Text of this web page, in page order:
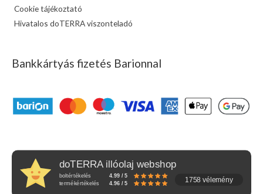
Cookie tájékoztató
Hivatalos doTERRA viszonteladó
Bankkártyás fizetés Barionnal
doTERRA illóolaj webshop
boltértékelés
4.99 / 5
termékértékelés
4.96 / 5 1758 vélemény